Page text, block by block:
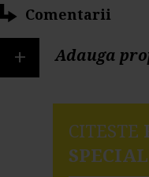
Comentarii
+ Adauga
CITESTE
SPECIAL